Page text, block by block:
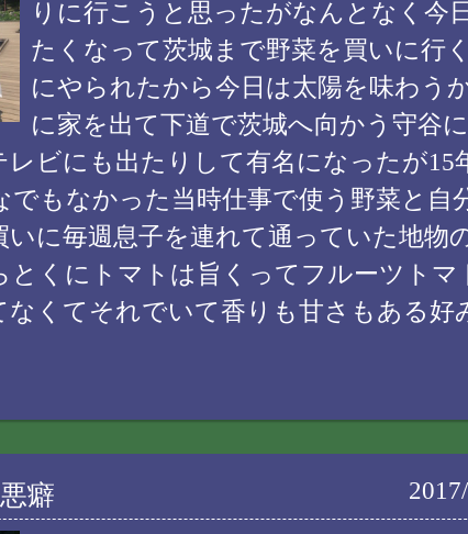
りに行こうと思ったがなんとなく今
たくなって茨城まで野菜を買いに行
にやられたから今日は太陽を味わう
に家を出て下道で茨城へ向かう守谷
レビにも出たりして有名になったが15
でもなかった当時仕事で使う野菜と自
いに毎週息子を連れて通っていた地物
とくにトマトは旨くってフルーツトマ
なくてそれでいて香りも甘さもある好
癖